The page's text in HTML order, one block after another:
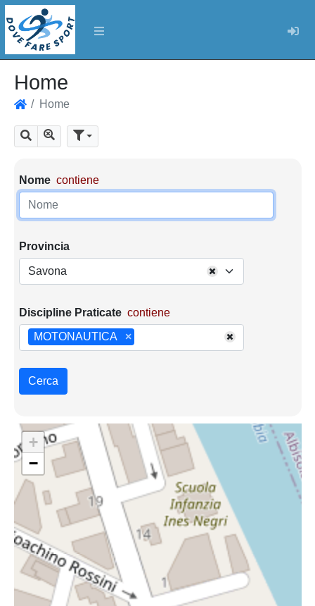
Home
Home
Cerca Mostra tutti i risultati
Parametri di ricerca
Nome contiene
Provincia
Savona
Discipline Praticate contiene
×
MOTONAUTICA
Cerca
+
−